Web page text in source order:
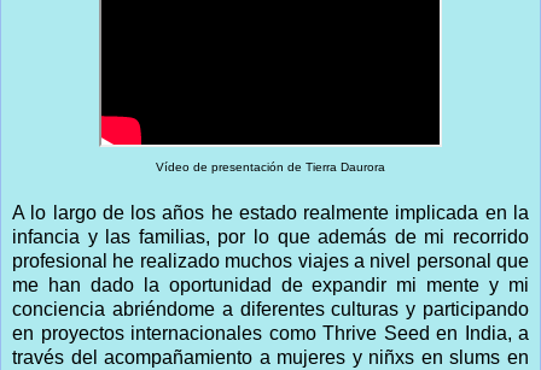
Vídeo de presentación de Tierra Daurora
A lo largo de los años he estado realmente implicada en la
infancia y las familias, por lo que además de mi recorrido
profesional he realizado muchos viajes a nivel personal que
me han dado la oportunidad de expandir mi mente y mi
conciencia abriéndome a diferentes culturas y participando
en proyectos internacionales como Thrive Seed en India, a
través del acompañamiento a mujeres y niñxs en slums en